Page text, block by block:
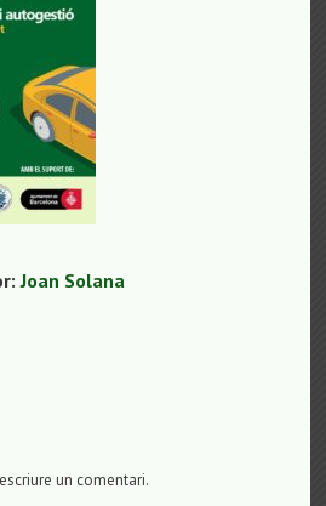
Joan Solana
un comentari.